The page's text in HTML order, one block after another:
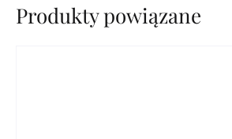
Produkty powiązane